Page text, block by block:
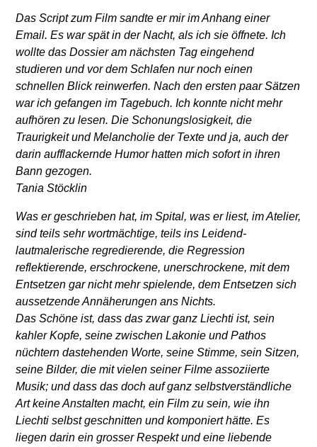
Das Script zum Film sandte er mir im Anhang einer
Email. Es war spät in der Nacht, als ich sie öffnete. Ich
wollte das Dossier am nächsten Tag eingehend
studieren und vor dem Schlafen nur noch einen
schnellen Blick reinwerfen. Nach den ersten paar Sätzen
war ich gefangen im Tagebuch. Ich konnte nicht mehr
aufhören zu lesen. Die Schonungslosigkeit, die
Traurigkeit und Melancholie der Texte und ja, auch der
darin aufflackernde Humor hatten mich sofort in ihren
Bann gezogen.
Tania Stöcklin
Was er geschrieben hat, im Spital, was er liest, im Atelier,
sind teils sehr wortmächtige, teils ins Leidend-
lautmalerische regredierende, die Regression
reflektierende, erschrockene, unerschrockene, mit dem
Entsetzen gar nicht mehr spielende, dem Entsetzen sich
aussetzende Annäherungen ans Nichts.
Das Schöne ist, dass das zwar ganz Liechti ist, sein
kahler Kopfe, seine zwischen Lakonie und Pathos
nüchtern dastehenden Worte, seine Stimme, sein Sitzen,
seine Bilder, die mit vielen seiner Filme assoziierte
Musik; und dass das doch auf ganz selbstverständliche
Art keine Anstalten macht, ein Film zu sein, wie ihn
Liechti selbst geschnitten und komponiert hätte. Es
liegen darin ein grosser Respekt und eine liebende